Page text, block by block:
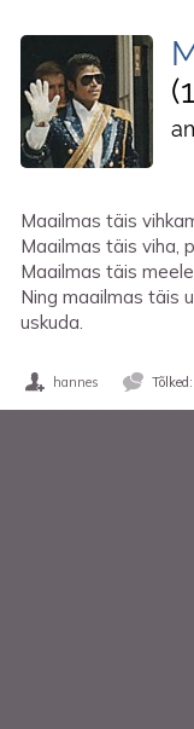
Maailmas täis
Maailmas täis viha,
Maailmas täis
Ning maailmas täis
uskuda.
hannes Tõlked: